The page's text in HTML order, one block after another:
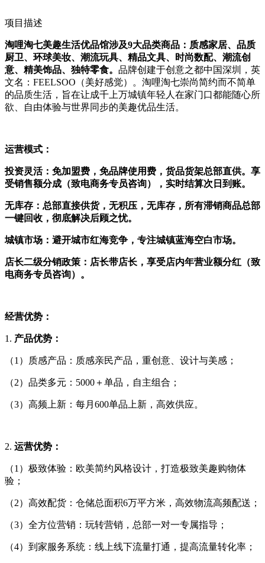
项目描述
淘哩淘七美趣生活优品馆涉及9大品类商品：质感家居、品质
厨卫、环球美妆、潮流玩具、精品文具、时尚数配、潮流创
意、精美饰品、独特零食。 品牌创建于创意之都中国深圳，英
文名：FEELSOO（美好感觉）。淘哩淘七崇尚简约而不简单
的品质生活，旨在让成千上万城镇年轻人在家门口都能随心所
欲、自由体验与世界同步的美趣优品生活。
运营模式：
投资灵活： 免加盟费，免品牌使用费，货品货架总部直供。享
受销售额分成（致电商务专员咨询），实时结算次日到账。
无库存： 总部直接供货，无积压，无库存，所有滞销商品总部
一键回收，彻底解决后顾之忧。
城镇市场 ： 避开城市红海竞争，专注城镇蓝海空白市场。
店长二级分销政策： 店长带店长，享受店内年营业额分红 （致
电商务专员咨询） 。
经营优势 ：
1. 产品优势：
（1）质感产品：质感亲民产品，重创意、设计与美感；
（2）品类多元：5000＋单品，自主组合；
（3）高频上新：每月600单品上新，高效供应。
2. 运营优势：
（1）极致体验：欧美简约风格设计，打造极致美趣购物体
验；
（2）高效配货：仓储总面积6万平方米，高效物流高频配送；
（3）全方位营销：玩转营销，总部一对一专属指导；
（4）到家服务系统：线上线下流量打通，提高流量转化率；